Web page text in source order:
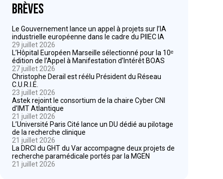
Brèves
Le Gouvernement lance un appel à projets sur l’IA
industrielle européenne dans le cadre du PIIEC IA
29 juillet 2026
L’Hôpital Européen Marseille sélectionné pour la 10ᵉ
édition de l’Appel à Manifestation d’Intérêt BOAS
27 juillet 2026
Christophe Derail est réélu Président du Réseau
C.U.R.I.E.
23 juillet 2026
Astek rejoint le consortium de la chaire Cyber CNI
d’IMT Atlantique
21 juillet 2026
L’Université Paris Cité lance un DU dédié au pilotage
de la recherche clinique
21 juillet 2026
La DRCI du GHT du Var accompagne deux projets de
recherche paramédicale portés par la MGEN
21 juillet 2026